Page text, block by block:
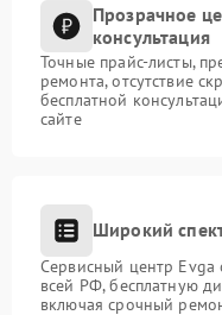
Прозрачное
консультация
Точные прайс-листы,
ремонта, отсутствие
бесплатной
сайте
Широкий
Сервисный центр Evga
всей РФ, бесплатную
включая срочный